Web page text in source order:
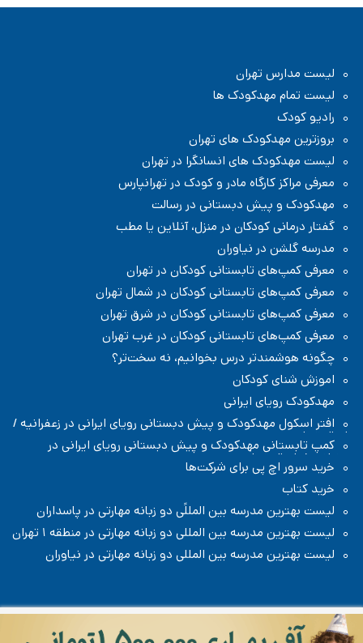
موسسه اندیشه کیان ابر سفید در ظفر
لیست مدارس تهران
لیست تمام مهدکودک ها
رادیو کودک
بروزترین مهدکودک های تهران
لیست مهدکودک های انسانگرا در تهران
معرفی مراکز کارگاه مادر و کودک در تهرانپارس
مهدکودک و پیش دبستانی در رسالت
گفتار درمانی کودکان در منزل، آنلاین یا مطب
مدرسه گلشن در نیاوران
معرفی کمپ‌های تابستانی کودکان در تهران
معرفی کمپ‌های تابستانی کودکان در شمال تهران
معرفی کمپ‌های تابستانی کودکان در شرق تهران
معرفی کمپ‌های تابستانی کودکان در غرب تهران
چگونه هوشمندتر درس بخوانیم، نه سخت‌تر؟
اموزش شنای کودکان
مهدکودک رویای ایرانی
افتر اسکول مهدکودک و پیش دبستانی رویای ایرانی در زعفرانیه /
شمال تهران
کمپ تابستانی مهدکودک و پیش دبستانی رویای ایرانی در
زعفرانیه / شمال تهران
خرید سرور اچ پی برای شرکت‌ها
خرید کتاب
لیست بهترین مدرسه بین المللًی دو زبانه مهارتی در پاسداران
لیست بهترین مدرسه بین المللی دو زبانه مهارتی در منطقه ۱ تهران
لیست بهترین مدرسه بین المللی دو زبانه مهارتی در نیاوران
تمامی حقوق مطالب و تصاویر تولیدی این سایت متعلق به سایت رادیو